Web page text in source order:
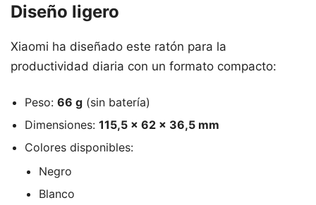
Diseño ligero
Xiaomi ha diseñado este ratón para la
productividad diaria con un formato compacto:
Peso: 66 g (sin batería)
Dimensiones: 115,5 × 62 × 36,5 mm
Colores disponibles:
Negro
Blanco